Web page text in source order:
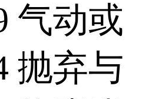
气动或
抛弃与